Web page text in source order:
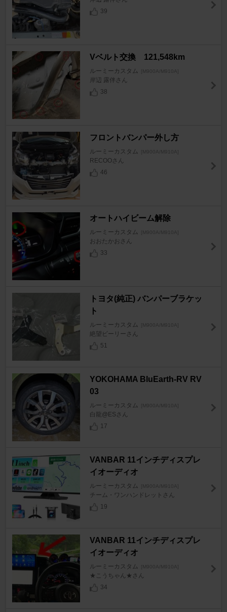
39
Vベルト交換 121,548km
ルーミーカスタム [M900A/M910A]
岸辺 露伴さん
38
フロントバンパー外し方
ルーミーカスタム [M900A/M910A]
RECOOさん
46
オートハイビーム解除
ルーミーカスタム [M900A/M910A]
おおたかおさん
33
トヨタ(純正) バンパーブラケッ
ト
ルーミーカスタム [M900A/M910A]
絶望ビーリーさん
51
YOKOHAMA BluEarth-RV RV
03
ルーミーカスタム [M900A/M910A]
白龍@ESさん
17
VANBAR 11インチディスプレ
イオーディオ
ルーミーカスタム [M900A/M910A]
チーム・ワンハンドレットさん
19
VANBAR 11インチディスプレ
イオーディオ
ルーミーカスタム [M900A/M910A]
★こうちゃん★さん
34